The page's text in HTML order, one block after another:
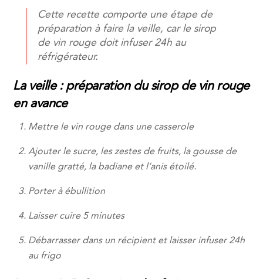
Cette recette comporte une étape de
préparation à faire la veille, car le sirop
de vin rouge doit infuser 24h au
réfrigérateur.
La veille : préparation du sirop de vin rouge
en avance
Mettre le vin rouge dans une casserole
Ajouter le sucre, les zestes de fruits, la gousse de
vanille gratté, la badiane et l’anis étoilé.
Porter à ébullition
Laisser cuire 5 minutes
Débarrasser dans un récipient et laisser infuser 24h
au frigo